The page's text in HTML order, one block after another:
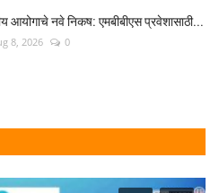
आयोगाचे नवे निकष: एमबीबीएस प्रवेशासाठी...
8, 2026 0